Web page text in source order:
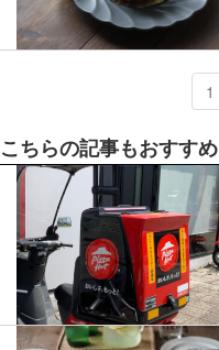
1
こちらの記事もおすすめ